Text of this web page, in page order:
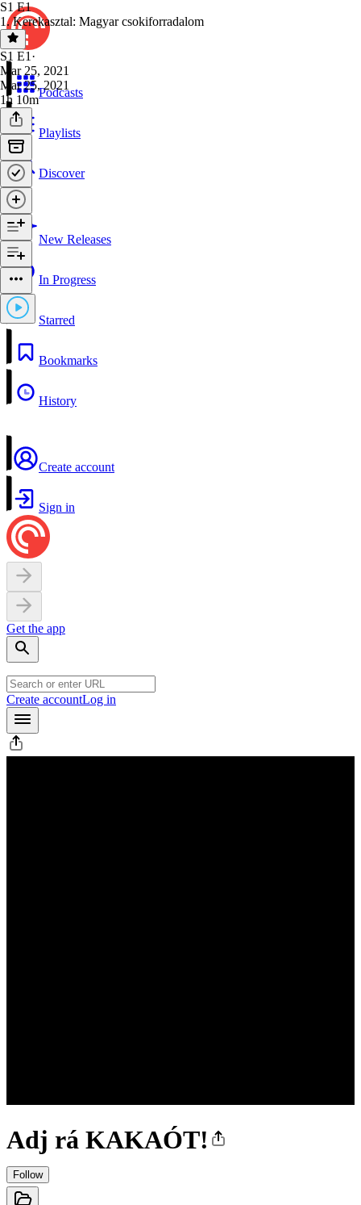
Podcasts
Playlists
Discover
New Releases
In Progress
Starred
Bookmarks
History
Create account
Sign in
Get the app
Create accountLog in
Adj rá KAKAÓT!
Follow
S1 E1
1. Kerekasztal: Magyar csokiforradalom
S1 E1 ·
Mar 25, 2021
Mar 25, 2021
1h 10m